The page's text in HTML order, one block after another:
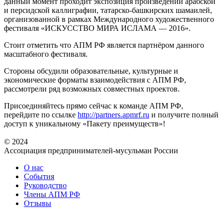
и персидской каллиграфии, татарско-башкирских шамаилей,
организованной в рамках Международного художественного
фестиваля «ИСКУССТВО МИРА ИСЛАМА — 2016».
Стоит отметить что АПМ РФ является партнёром данного
масштабного фестиваля.
Стороны обсудили образовательные, культурные и
экономические форматы взаимодействия с АПМ РФ,
рассмотрели ряд возможных совместных проектов.
Присоединяйтесь прямо сейчас к команде АПМ РФ,
перейдите по ссылке http://partners.apmrf.ru и получите полный
доступ к уникальному «Пакету преимуществ»!
© 2024
Ассоциация предпринимателей-мусульман России
О нас
События
Руководство
Члены АПМ РФ
Отзывы